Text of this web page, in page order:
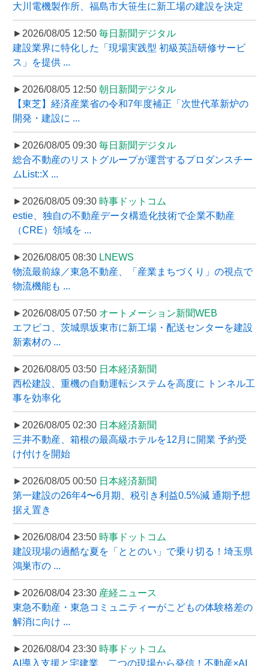
大川電機製作所、福島市大笹生に新工場の建設を決定
►2026/08/05 12:50 毎日新聞デジタル
建設業界に特化した「現場実践型 初級英語研修サービ
ス」を提供 ...
►2026/08/05 12:50 朝日新聞デジタル
【東芝】経済産業省の令和7年度補正「次世代革新炉の
開発・建設に ...
►2026/08/05 09:30 毎日新聞デジタル
総合不動産のリストグループが運営するプロダンスチー
ムList::X ...
►2026/08/05 09:30 時事ドットコム
estie、独自の不動産データ構造化技術で企業不動産
（CRE）領域を ...
►2026/08/05 08:30 LNEWS
物流最前線／東急不動産、「産業まちづくり」の視点で
物流機能も ...
►2026/08/05 07:50 オートメーション新聞WEB
エフピコ、茨城県坂東市に新工場・配送センターを建設
新素材の ...
►2026/08/05 03:50 日本経済新聞
西松建設、重機の自動運転システムを高度に トンネル工
事を効率化
►2026/08/05 02:30 日本経済新聞
三井不動産、箱根の最高級ホテルを12月に開業 予約受
け付けを開始
►2026/08/05 00:50 日本経済新聞
第一建設の26年4〜6月期、税引き利益0.5%減 通期予想
据え置き
►2026/08/04 23:50 時事ドットコム
建設現場の過酷な夏を「ととのい」で乗り切る！埼玉県
鴻巣市の ...
►2026/08/04 23:30 産経ニュース
東急不動産・東急コミュニティーがこどもの体験格差の
解消に向け ...
►2026/08/04 23:30 時事ドットコム
AI導入支援と宅建業、二つの現場から発信！不動産×AI